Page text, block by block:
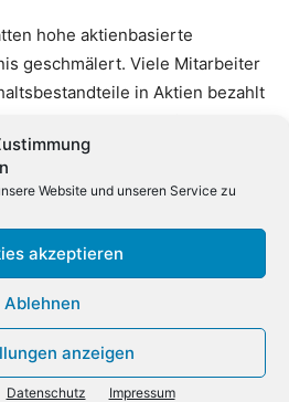
Website und unseren Service zu
akzeptieren
Ablehnen
anzeigen
Datenschutz Impressum
hohe aktienbasierte
geschmälert. Viele Mitarbeiter
in Aktien bezahlt
die Experten einen
63 Prozent auf 1,32 Euro. Das
hatte ein Jahr zuvor den
Cashflow taxieren die
Euro.
Analysten mit ihren Schätzungen
selbst. Das könnte allerdings